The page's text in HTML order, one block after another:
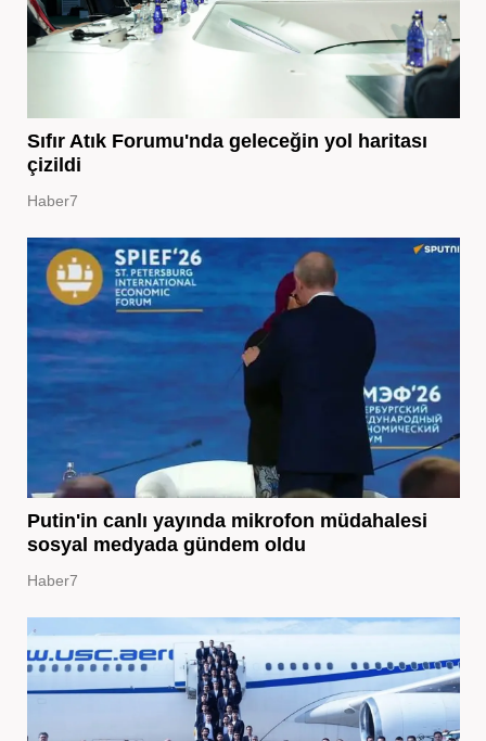
Sıfır Atık Forumu'nda geleceğin yol haritası
çizildi
Haber7
Putin'in canlı yayında mikrofon müdahalesi
sosyal medyada gündem oldu
Haber7